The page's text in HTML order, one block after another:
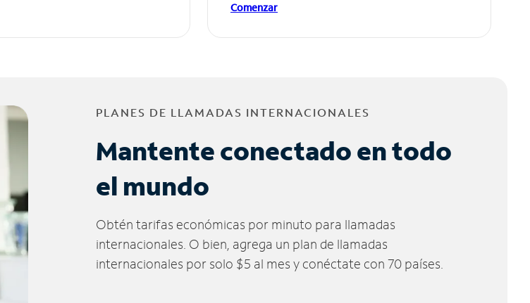
Comenzar
PLANES DE LLAMADAS INTERNACIONALES
Mantente conectado en todo
el mundo
Obtén tarifas económicas por minuto para llamadas
internacionales. O bien, agrega un plan de llamadas
internacionales por solo $5 al mes y conéctate con 70 países.